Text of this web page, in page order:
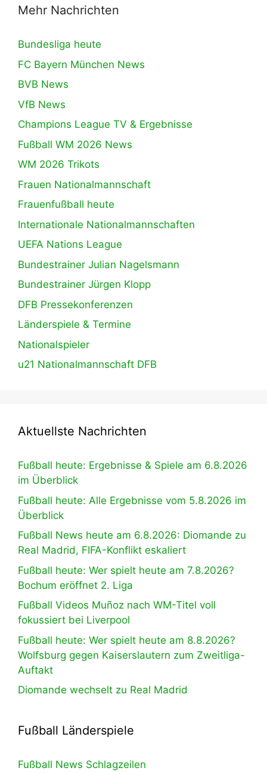
Mehr Nachrichten
Bundesliga heute
FC Bayern München News
BVB News
VfB News
Champions League TV & Ergebnisse
Fußball WM 2026 News
WM 2026 Trikots
Frauen Nationalmannschaft
Frauenfußball heute
Internationale Nationalmannschaften
UEFA Nations League
Bundestrainer Julian Nagelsmann
Bundestrainer Jürgen Klopp
DFB Pressekonferenzen
Länderspiele & Termine
Nationalspieler
u21 Nationalmannschaft DFB
Aktuellste Nachrichten
Fußball heute: Ergebnisse & Spiele am 6.8.2026
im Überblick
Fußball heute: Alle Ergebnisse vom 5.8.2026 im
Überblick
Fußball News heute am 6.8.2026: Diomande zu
Real Madrid, FIFA-Konflikt eskaliert
Fußball heute: Wer spielt heute am 7.8.2026?
Bochum eröffnet 2. Liga
Fußball Videos Muñoz nach WM-Titel voll
fokussiert bei Liverpool
Fußball heute: Wer spielt heute am 8.8.2026?
Wolfsburg gegen Kaiserslautern zum Zweitliga-
Auftakt
Diomande wechselt zu Real Madrid
Fußball Länderspiele
Fußball News Schlagzeilen